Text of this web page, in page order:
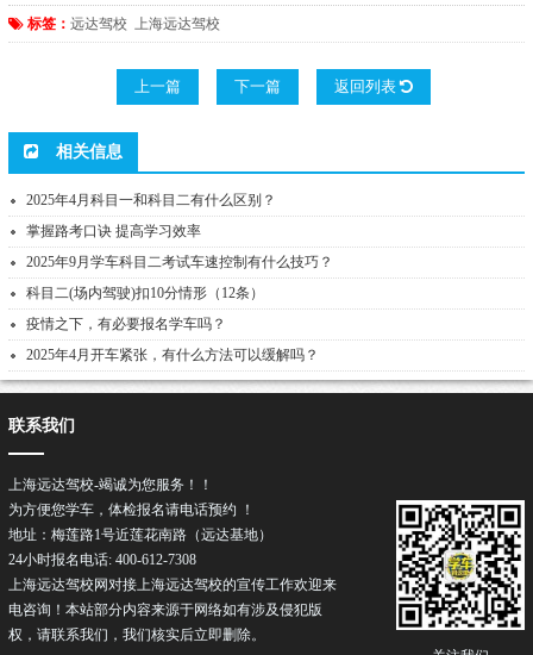
标签： 远达驾校 上海远达驾校
上一篇 下一篇 返回列表
相关信息
2025年4月科目一和科目二有什么区别？
掌握路考口诀 提高学习效率
2025年9月学车科目二考试车速控制有什么技巧？
科目二(场内驾驶)扣10分情形（12条）
疫情之下，有必要报名学车吗？
2025年4月开车紧张，有什么方法可以缓解吗？
联系我们
上海远达驾校-竭诚为您服务！！
为方便您学车，体检报名请电话预约 ！
地址：梅莲路1号近莲花南路（远达基地）
24小时报名电话: 400-612-7308
上海远达驾校网对接上海远达驾校的宣传工作欢迎来
电咨询！本站部分内容来源于网络如有涉及侵犯版
权，请联系我们，我们核实后立即删除。